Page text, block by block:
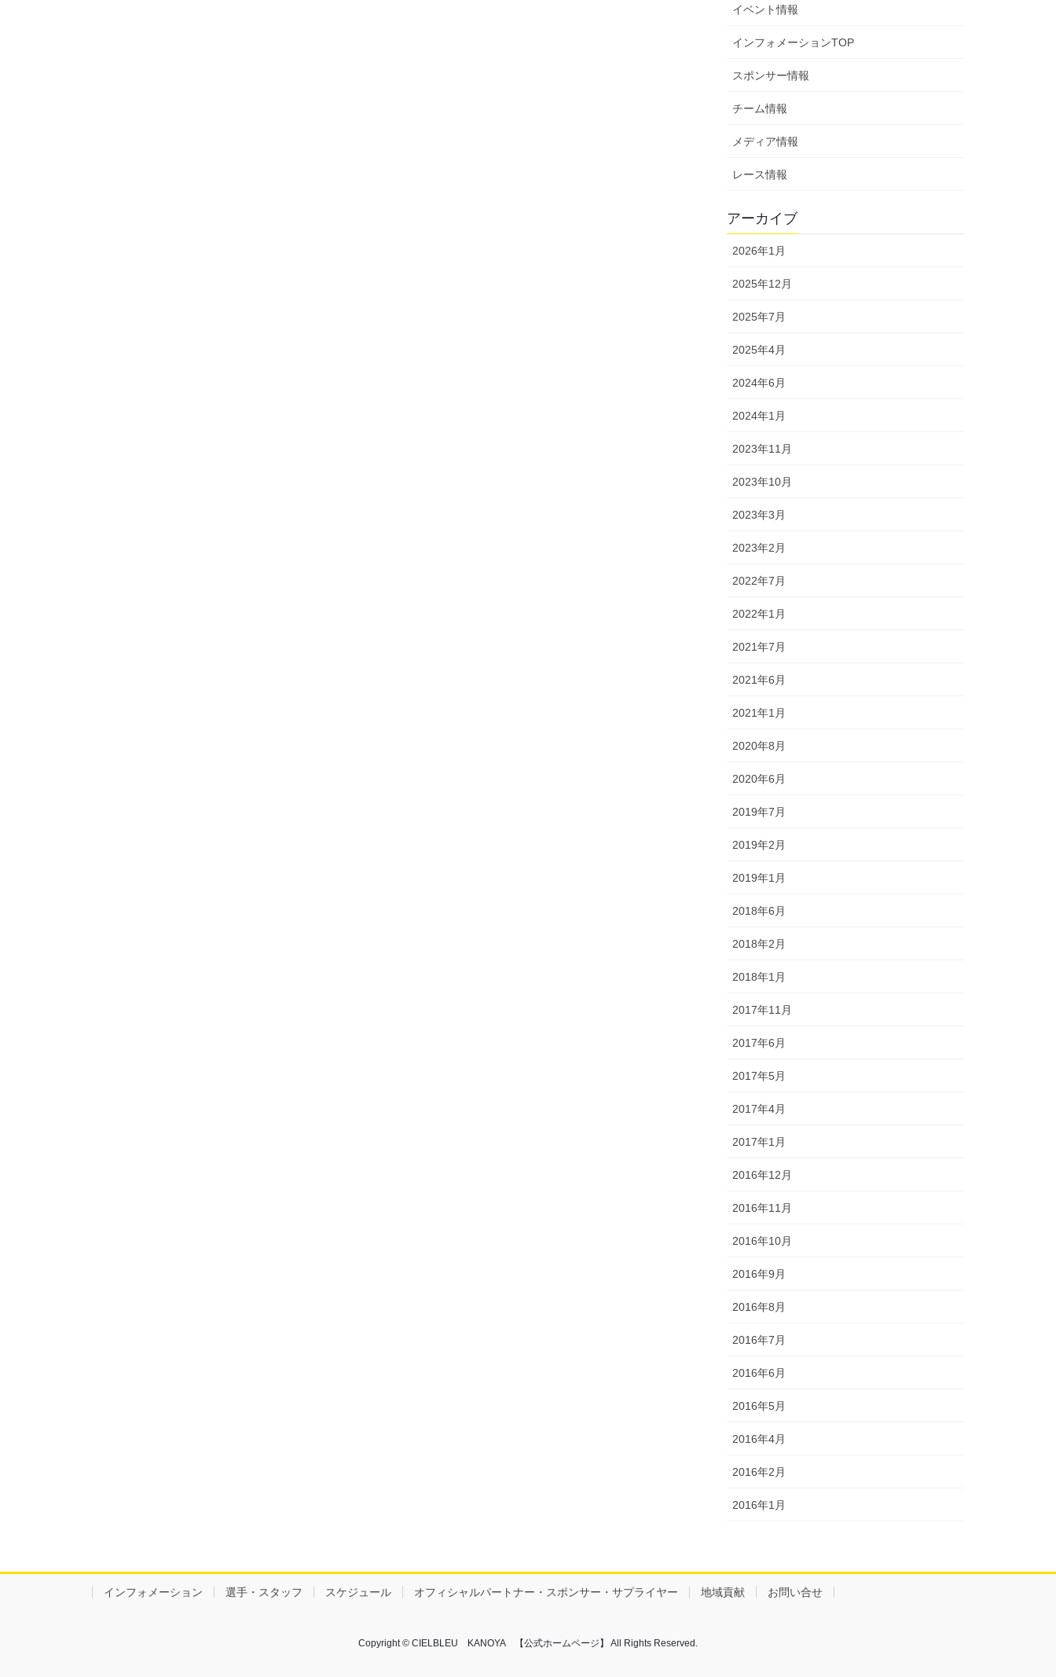
イベント情報
インフォメーションTOP
スポンサー情報
チーム情報
メディア情報
レース情報
アーカイブ
2026年1月
2025年12月
2025年7月
2025年4月
2024年6月
2024年1月
2023年11月
2023年10月
2023年3月
2023年2月
2022年7月
2022年1月
2021年7月
2021年6月
2021年1月
2020年8月
2020年6月
2019年7月
2019年2月
2019年1月
2018年6月
2018年2月
2018年1月
2017年11月
2017年6月
2017年5月
2017年4月
2017年1月
2016年12月
2016年11月
2016年10月
2016年9月
2016年8月
2016年7月
2016年6月
2016年5月
2016年4月
2016年2月
2016年1月
インフォメーション 選手・スタッフ スケジュール オフィシャルパートナー・スポンサー・サプライヤー 地域貢献 お問い合せ
Copyright © CIELBLEU KANOYA 【公式ホームページ】 All Rights Reserved.